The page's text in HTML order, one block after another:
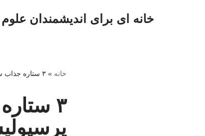
خانه ای برای اندیشمندان
خانه » ۳ ستاره جذاب سپاهان در لیست فروش؛ مقصد پرسپولیس یا خارج؟
۳